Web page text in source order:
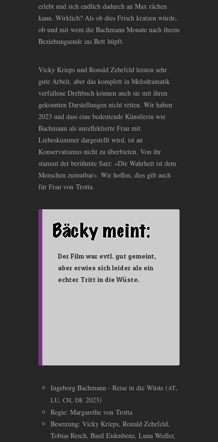
erlebt und sich endlich dadurch an Max rächen
kann. Wirklich? Als ob dies Frisch kratzen würde,
ob und mit wem die Bachmann Monate nach ihrem
Beziehungsende ins Bett hüpft.
Vicky Krieps und Ronald Zehrfeld leisten sehr
gute Arbeit, aber das komplett in Melodramatik
verfallene Drehbuch können auch sie mit ihren
gekonnten Darstellungen nicht retten. Wir haben
2023 und dass eine bedeutende Künstlerin wie
Bachmann als unreflektierte Frau mit
Liebeskummer dargestellt wird, ist an
Konservatismus nicht zu überbieten. Von ihr
stammt der berühmte Satz: «Die Wahrheit ist dem
Menschen zumutbar». Wir hoffen, dies gilt auch
für Frau von Trotta.
Der Film war evtl. gut gemeint,
aber erwies sich leider als ein
echter Tritt in die Wüste.
Ingeborg Bachmann - Reise in die Wüste (AT,
LU, CH, DE 2023)
Regie: Margarethe von Trotta
Besetzung: Vicky Krieps, Ronald Zehrfeld,
Tobias Resch, Basil Eidenbenz, Luna Wedler,